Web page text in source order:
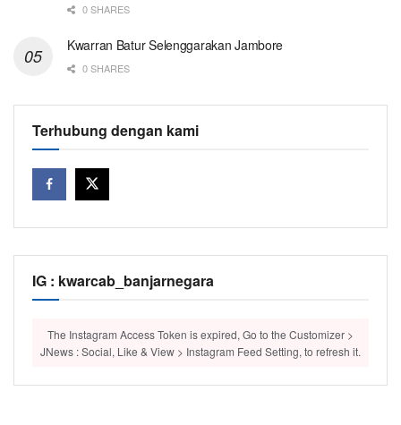
0 SHARES
Kwarran Batur Selenggarakan Jambore
0 SHARES
Terhubung dengan kami
IG : kwarcab_banjarnegara
The Instagram Access Token is expired, Go to the Customizer >
JNews : Social, Like & View > Instagram Feed Setting, to refresh it.